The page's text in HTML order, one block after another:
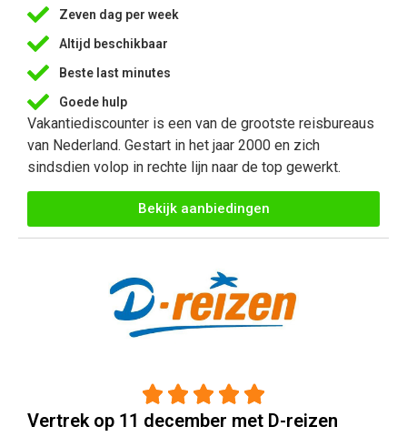
Zeven dag per week
Altijd beschikbaar
Beste last minutes
Goede hulp
Vakantiediscounter is een van de grootste reisbureaus
van Nederland. Gestart in het jaar 2000 en zich
sindsdien volop in rechte lijn naar de top gewerkt.
Bekijk aanbiedingen
    
Vertrek op 11 december met D-reizen